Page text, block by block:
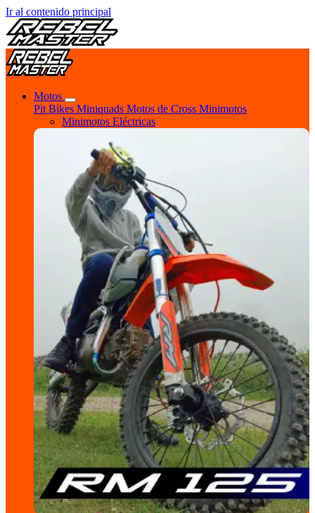
Ir al contenido principal
Motos
Pit Bikes Miniquads Motos de Cross Minimotos
Minimotos Eléctricas